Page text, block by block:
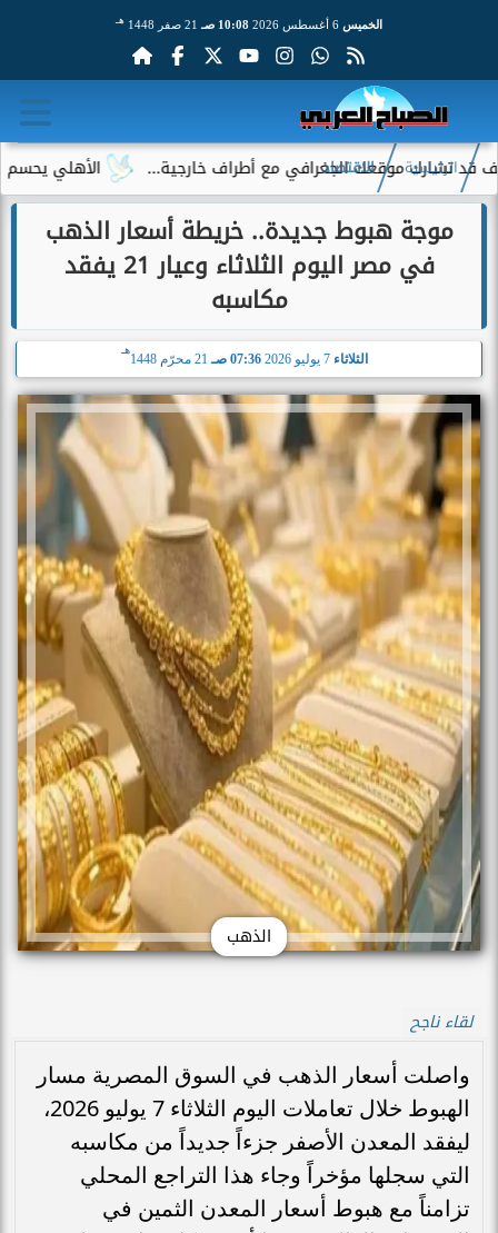
الخميس 10:08 صـ 21 صفر 1448 هـ
الأهلي يحسم الجدل موقعك الجغرافي مع أطراف خارجية...
الرئيسية الاقتصاد
موجة هبوط جديدة.. خريطة أسعار الذهب
في مصر اليوم الثلاثاء وعيار 21 يفقد
مكاسبه
الثلاثاء 07:36 صـ 21 محرّم 1448
هـ
الذهب
لقاء ناجح
واصلت أسعار الذهب في السوق المصرية مسار
الهبوط خلال تعاملات اليوم الثلاثاء 7 يوليو 2026،
ليفقد المعدن الأصفر جزءاً جديداً من مكاسبه
التي سجلها مؤخراً وجاء هذا التراجع المحلي
تزامناً مع هبوط أسعار المعدن الثمين في